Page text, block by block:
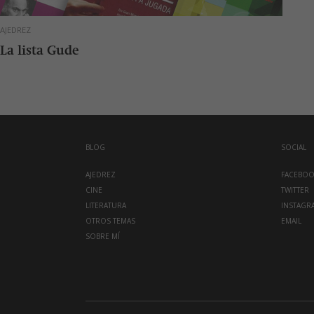
AJEDREZ
La lista Gude
BLOG
AJEDREZ
CINE
LITERATURA
OTROS TEMAS
SOBRE MÍ
SOCIAL
TWITTER
EMAIL